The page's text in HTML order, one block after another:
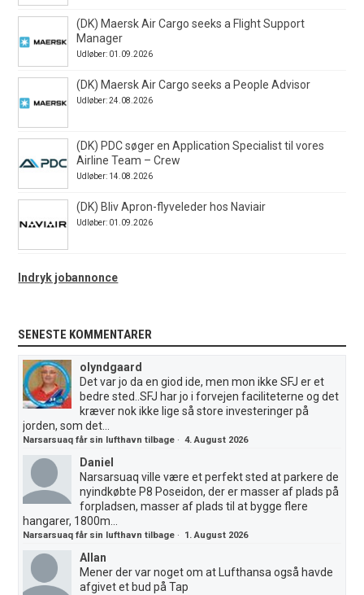
(DK) Maersk Air Cargo seeks a Flight Support
Manager
Udløber: 01.09.2026
(DK) Maersk Air Cargo seeks a People Advisor
Udløber: 24.08.2026
(DK) PDC søger en Application Specialist til vores
Airline Team – Crew
Udløber: 14.08.2026
(DK) Bliv Apron-flyveleder hos Naviair
Udløber: 01.09.2026
Indryk jobannonce
SENESTE KOMMENTARER
olyndgaard
Det var jo da en giod ide, men mon ikke SFJ er et
bedre sted..SFJ har jo i forvejen faciliteterne og det
kræver nok ikke lige så store investeringer på
jorden, som det...
Narsarsuaq får sin lufthavn tilbage ·4. August 2026
Daniel
Narsarsuaq ville være et perfekt sted at parkere de
nyindkøbte P8 Poseidon, der er masser af plads på
forpladsen, masser af plads til at bygge flere
hangarer, 1800m...
Narsarsuaq får sin lufthavn tilbage · 1. August 2026
Allan
Mener der var noget om at Lufthansa også havde
afgivet et bud på Tap